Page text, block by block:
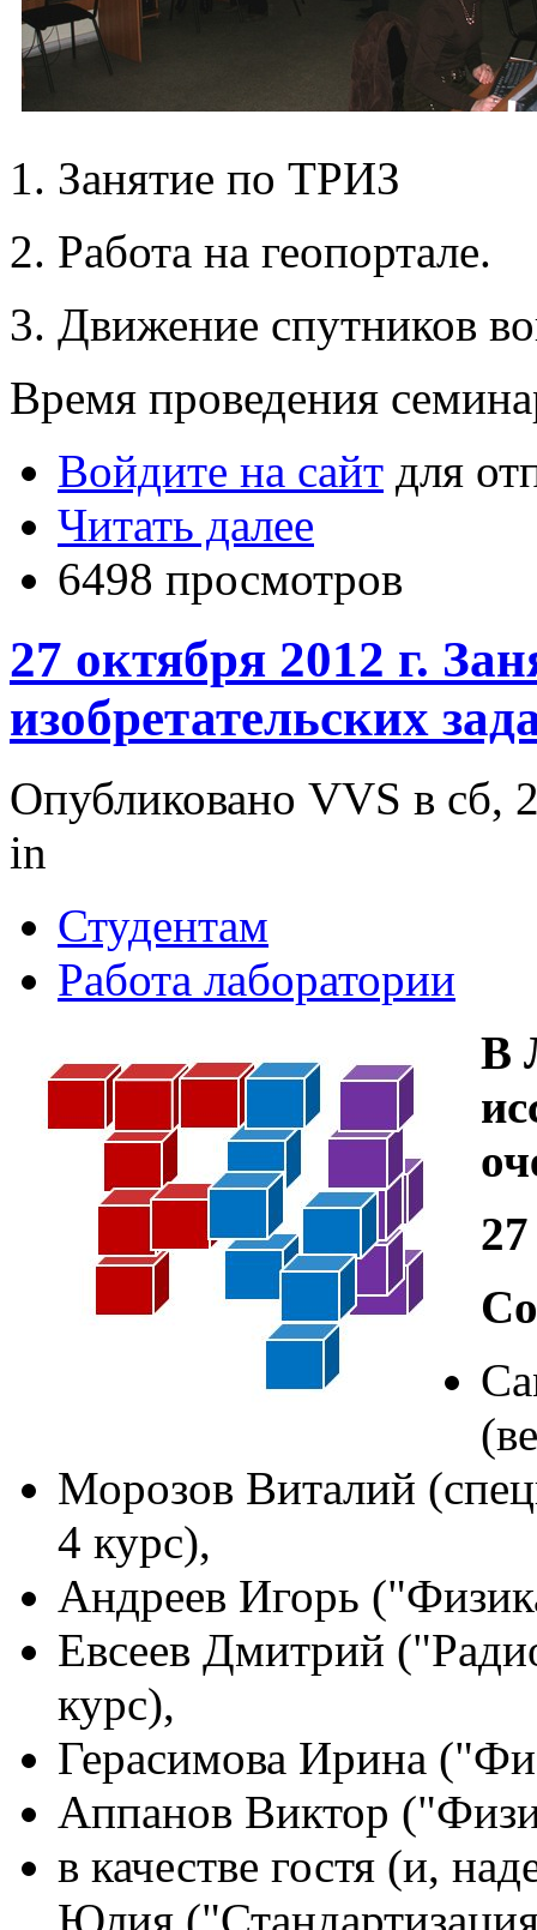
1. Занятие по ТРИЗ
2. Работа на геопортале.
3. Движение спутников
Время проведения
Войдите на сайт для
Читать далее
6498 просмотров
27 октября 2012 г.
изобретательских
Опубликовано VVS в сб,
in
Студентам
Работа лаборатории
В
Морозов Виталий
4 курс),
Андреев Игорь
Евсеев Дмитрий
курс),
Герасимова Ирина
Аппанов Виктор
в качестве гостя (и,
Юлия